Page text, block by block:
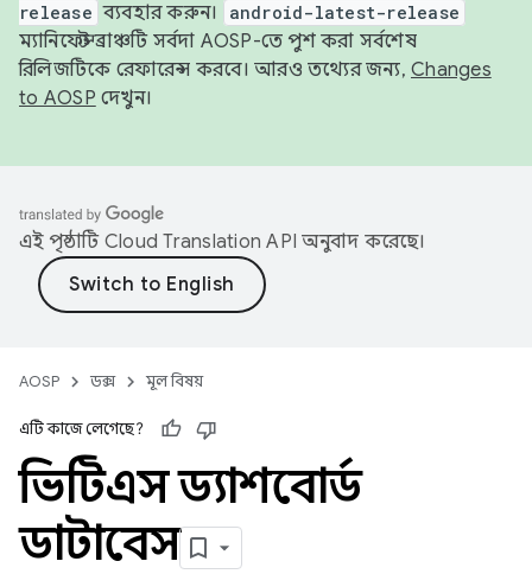
release ব্যবহার করুন। android-latest-release
ম্যানিফেস্ট ব্রাঞ্চটি সর্বদা AOSP-তে পুশ করা সর্বশেষ
রিলিজটিকে রেফারেন্স করবে। আরও তথ্যের জন্য, Changes
to AOSP দেখুন।
এই পৃষ্ঠাটি Cloud Translation API অনুবাদ করেছে।
AOSP ডক্স মূল বিষয়
এটি কাজে লেগেছে?
ভিটিএস ড্যাশবোর্ড
ডাটাবেস